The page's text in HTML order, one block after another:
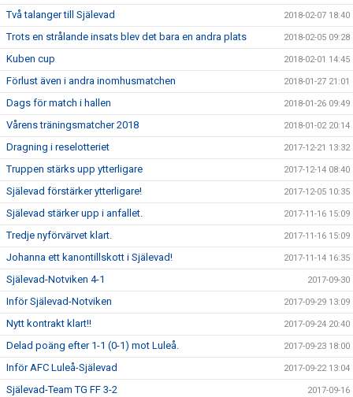
Två talanger till Själevad 2018-02-07 18:40
Trots en strålande insats blev det bara en andra plats 2018-02-05 09:28
Kuben cup 2018-02-01 14:45
Förlust även i andra inomhusmatchen 2018-01-27 21:01
Dags för match i hallen 2018-01-26 09:49
Vårens träningsmatcher 2018 2018-01-02 20:14
Dragning i reselotteriet 2017-12-21 13:32
Truppen stärks upp ytterligare 2017-12-14 08:40
Själevad förstärker ytterligare! 2017-12-05 10:35
Själevad stärker upp i anfallet. 2017-11-16 15:09
Tredje nyförvärvet klart. 2017-11-16 15:09
Johanna ett kanontillskott i Själevad! 2017-11-14 16:35
Själevad-Notviken 4-1 2017-09-30
Inför Själevad-Notviken 2017-09-29 13:09
Nytt kontrakt klart!! 2017-09-24 20:40
Delad poäng efter 1-1 (0-1) mot Luleå. 2017-09-23 18:00
Inför AFC Luleå-Själevad 2017-09-22 13:04
Själevad-Team TG FF 3-2 2017-09-16